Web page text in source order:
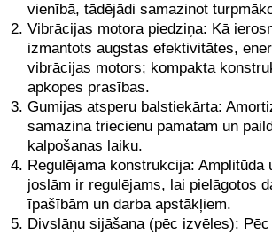
vienībā, tādējādi samazinot
Vibrācijas motora piedziņa: Kā
izmantots augstas efektivitātes,
vibrācijas motors; kompakta
apkopes prasības.
Gumijas atsperu balstiekārta:
samazina triecienu pamatam un
kalpošanas laiku.
Regulējama konstrukcija: Amplitūda
joslām ir regulējams, lai pielāgotos
īpašībām un darba apstākļiem.
Divslāņu sijāšana (pēc izvēles):